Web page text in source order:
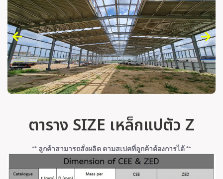
ตาราง SIZE เหล็กแปตัว Z
** ลูกค้าสามารถสั่งผลิต ตามสเปคที่ลูกค้าต้องการได้ **